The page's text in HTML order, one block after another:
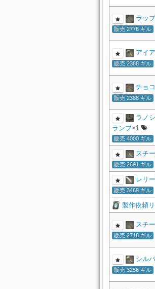
ラッ
販売 2776 ギル
アイ
販売 2388 ギル
チョ
販売 2388 ギル
ラノ
ランプ×1
販売 4000 ギル
スチ
販売 2691 ギル
レリ
販売 3469 ギル
製作依頼
スチ
販売 2718 ギル
シル
販売 3256 ギル